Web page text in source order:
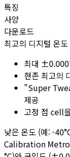
특징
사양
다운로드
최고의 디지털 온
최대
현존 최고의
"Super
제공
고정 점 cell
낮은 온도 (예: -
Calibration